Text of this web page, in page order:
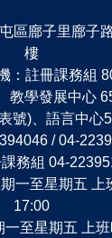
區廍子里廍子
樓
：註冊課務組
教學發展中心
號)、語言中心
/ 04-
務組 04-
一至星期五 上
17:00
期五 上班